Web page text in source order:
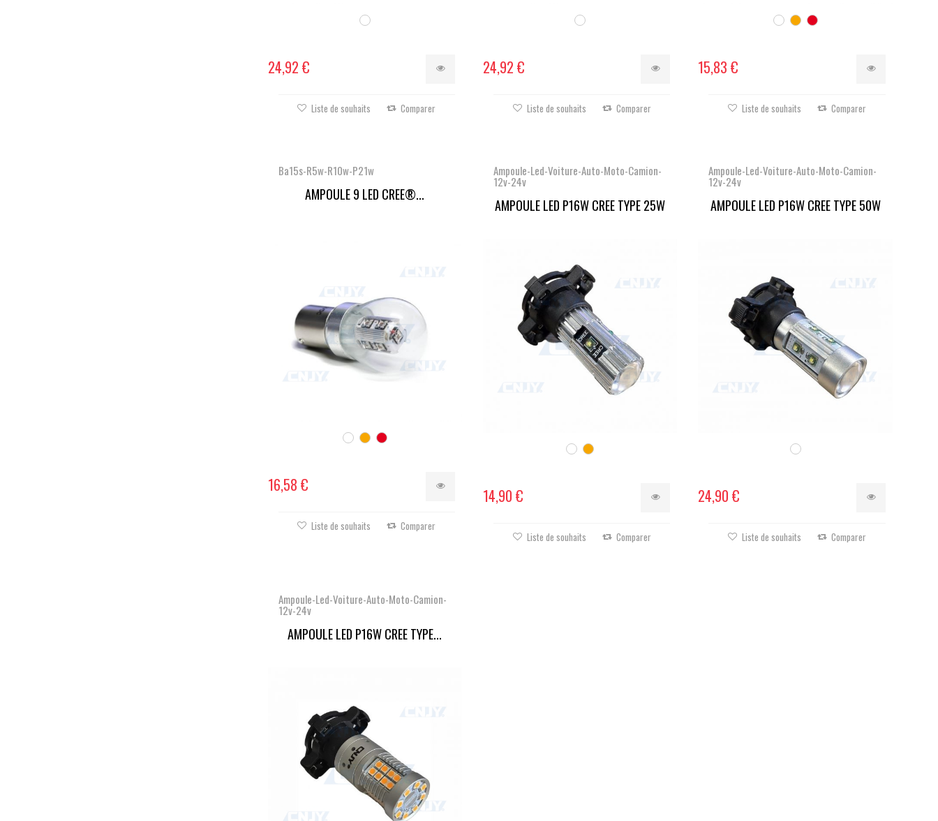
24,92 €
Liste de souhaits Comparer
24,92 €
Liste de souhaits Comparer
15,83 €
Liste de souhaits Comparer
Ba15s-R5w-R10w-P21w
AMPOULE 9 LED CREE®...
16,58 €
Liste de souhaits Comparer
Ampoule-Led-Voiture-Auto-Moto-Camion-
12v-24v
AMPOULE LED P16W CREE TYPE 25W
14,90 €
Liste de souhaits Comparer
Ampoule-Led-Voiture-Auto-Moto-Camion-
12v-24v
AMPOULE LED P16W CREE TYPE 50W
24,90 €
Liste de souhaits Comparer
Ampoule-Led-Voiture-Auto-Moto-Camion-
12v-24v
AMPOULE LED P16W CREE TYPE...